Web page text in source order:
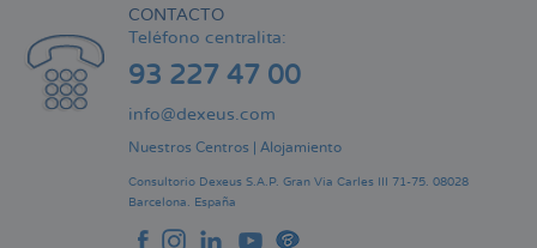
CONTACTO
Teléfono centralita:
93 227 47 00
info@dexeus.com
Nuestros Centros Alojamiento
Consultorio Dexeus S.A.P. Gran Via Carles III 71-75. 08028
Barcelona. España